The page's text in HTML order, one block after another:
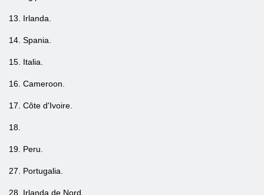
13. Irlanda.
14. Spania.
15. Italia.
16. Cameroon.
17. Côte d'Ivoire.
18.
19. Peru.
27. Portugalia.
28. Irlanda de Nord.